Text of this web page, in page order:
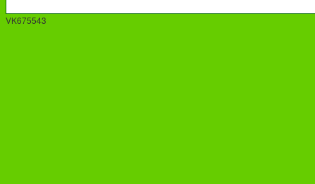
VK675543